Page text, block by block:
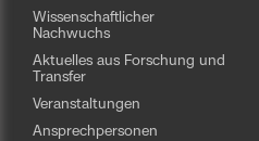
Wissenschaftlicher
Nachwuchs
Aktuelles aus Forschung und
Transfer
Veranstaltungen
Ansprechpersonen